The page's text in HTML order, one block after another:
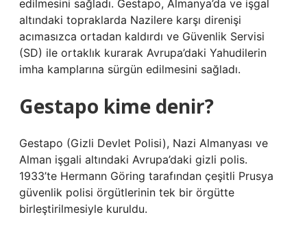
edilmesini sağladı. Gestapo, Almanya’da ve işgal
altındaki topraklarda Nazilere karşı direnişi
acımasızca ortadan kaldırdı ve Güvenlik Servisi
(SD) ile ortaklık kurarak Avrupa’daki Yahudilerin
imha kamplarına sürgün edilmesini sağladı.
Gestapo kime denir?
Gestapo (Gizli Devlet Polisi), Nazi Almanyası ve
Alman işgali altındaki Avrupa’daki gizli polis.
1933’te Hermann Göring tarafından çeşitli Prusya
güvenlik polisi örgütlerinin tek bir örgütte
birleştirilmesiyle kuruldu.